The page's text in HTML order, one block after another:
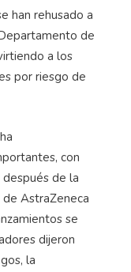
han rehusado a
de
a los
por riesgo de
con
de la
de AstraZeneca
se
dijeron
la